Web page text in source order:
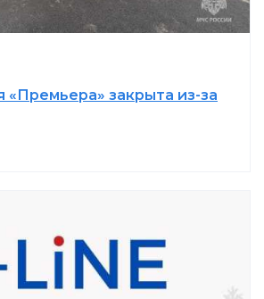
«Премьера» закрыта из-за